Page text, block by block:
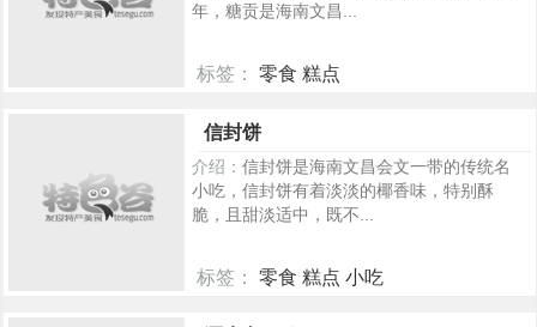
年，糖贡是海南文昌...
标签： 零食 糕点
信封饼
介绍： 信封饼是海南文昌会文一带的传统名
小吃，信封饼有着淡淡的椰香味，特别酥
脆，且甜淡适中，既不...
标签： 零食 糕点 小吃